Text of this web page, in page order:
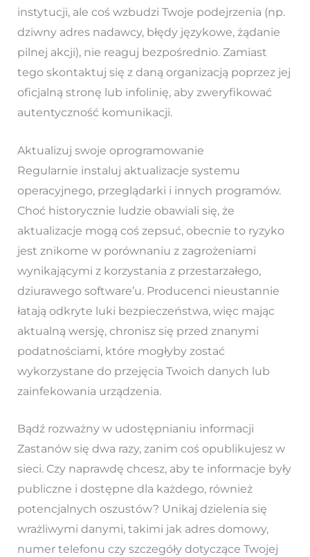
instytucji, ale coś wzbudzi Twoje podejrzenia (np.
dziwny adres nadawcy, błędy językowe, żądanie
pilnej akcji), nie reaguj bezpośrednio. Zamiast
tego skontaktuj się z daną organizacją poprzez jej
oficjalną stronę lub infolinię, aby zweryfikować
autentyczność komunikacji.
Aktualizuj swoje oprogramowanie
Regularnie instaluj aktualizacje systemu
operacyjnego, przeglądarki i innych programów.
Choć historycznie ludzie obawiali się, że
aktualizacje mogą coś zepsuć, obecnie to ryzyko
jest znikome w porównaniu z zagrożeniami
wynikającymi z korzystania z przestarzałego,
dziurawego software’u. Producenci nieustannie
łatają odkryte luki bezpieczeństwa, więc mając
aktualną wersję, chronisz się przed znanymi
podatnościami, które mogłyby zostać
wykorzystane do przejęcia Twoich danych lub
zainfekowania urządzenia.
Bądź rozważny w udostępnianiu informacji
Zastanów się dwa razy, zanim coś opublikujesz w
sieci. Czy naprawdę chcesz, aby te informacje były
publiczne i dostępne dla każdego, również
potencjalnych oszustów? Unikaj dzielenia się
wrażliwymi danymi, takimi jak adres domowy,
numer telefonu czy szczegóły dotyczące Twojej